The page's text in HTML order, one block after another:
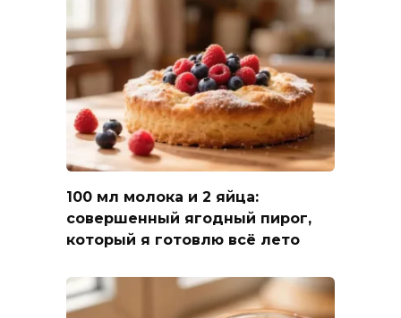
100 мл молока и 2 яйца:
совершенный ягодный пирог,
который я готовлю всё лето